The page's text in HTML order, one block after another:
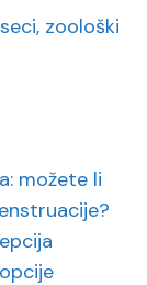
zoološki
možete li